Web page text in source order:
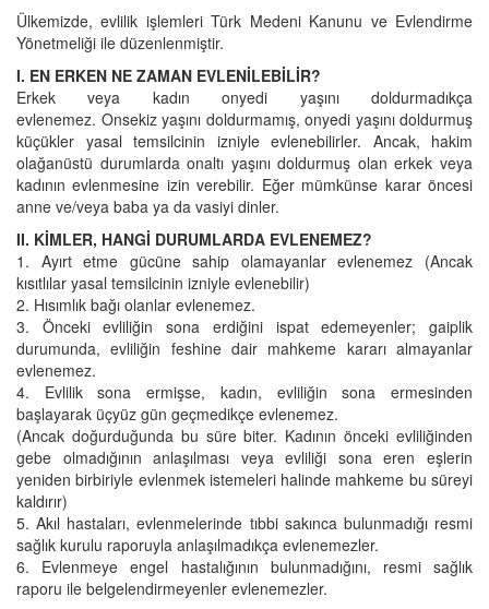
Ülkemizde, evlilik işlemleri Türk Medeni Kanunu ve Evlendirme
Yönetmeliği ile düzenlenmiştir.
I. EN ERKEN NE ZAMAN EVLENİLEBİLİR?
Erkek veya kadın onyedi yaşını doldurmadıkça
evlenemez. Onsekiz yaşını doldurmamış, onyedi yaşını doldurmuş
küçükler yasal temsilcinin izniyle evlenebilirler. Ancak, hakim
olağanüstü durumlarda onaltı yaşını doldurmuş olan erkek veya
kadının evlenmesine izin verebilir. Eğer mümkünse karar öncesi
anne ve/veya baba ya da vasiyi dinler.
II. KİMLER, HANGİ DURUMLARDA EVLENEMEZ?
1. Ayırt etme gücüne sahip olamayanlar evlenemez (Ancak
kısıtlılar yasal temsilcinin izniyle evlenebilir)
2. Hısımlık bağı olanlar evlenemez.
3. Önceki evliliğin sona erdiğini ispat edemeyenler; gaiplik
durumunda, evliliğin feshine dair mahkeme kararı almayanlar
evlenemez.
4. Evlilik sona ermişse, kadın, evliliğin sona ermesinden
başlayarak üçyüz gün geçmedikçe evlenemez.
(Ancak doğurduğunda bu süre biter. Kadının önceki evliliğinden
gebe olmadığının anlaşılması veya evliliği sona eren eşlerin
yeniden birbiriyle evlenmek istemeleri halinde mahkeme bu süreyi
kaldırır)
5. Akıl hastaları, evlenmelerinde tıbbi sakınca bulunmadığı resmi
sağlık kurulu raporuyla anlaşılmadıkça evlenemezler.
6. Evlenmeye engel hastalığının bulunmadığını, resmi sağlık
raporu ile belgelendirmeyenler evlenemezler.